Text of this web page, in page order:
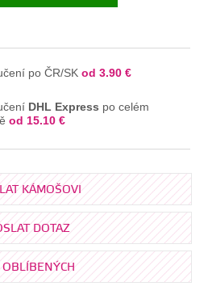
po ČR/SKod 3.90 €
DHL Express po celém
od 15.10 €
KÁMOŠOVI
DOTAZ